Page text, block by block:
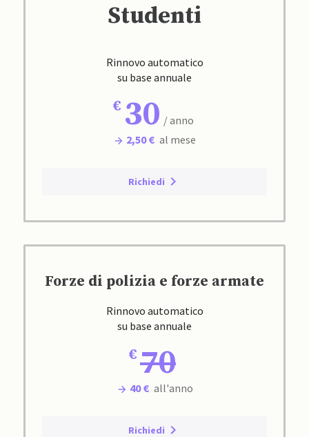
Studenti
Rinnovo automatico
su base annuale
30 / anno
2,50 € al mese
Richiedi
Forze di polizia e forze armate
Rinnovo automatico
su base annuale
70
40 € all'anno
Richiedi